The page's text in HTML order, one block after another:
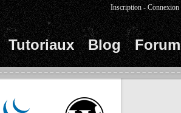
Tutoriaux Blog Forum
Inscription -Connexion